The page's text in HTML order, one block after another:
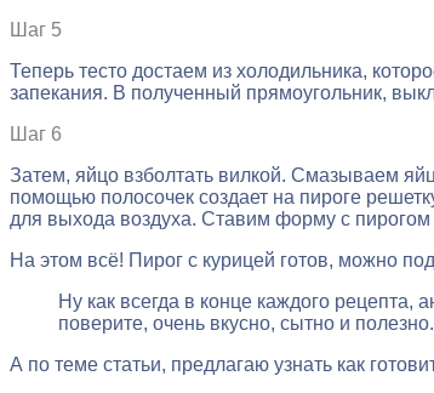
Шаг 5
Теперь тесто достаем из холодильника,
запекания. В полученный прямоугольник,
Шаг 6
Затем, яйцо взболтать вилкой. Смазываем
помощью полосочек создает на пироге
для выхода воздуха. Ставим форму с
На этом всё! Пирог с курицей готов, можно
Ну как всегда в конце каждого рецепта,
поверите, очень вкусно, сытно и полезно.
А по теме статьи, предлагаю узнать как